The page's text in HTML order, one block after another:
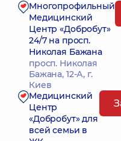
Многопрофильный
Медицинский
Центр «Добробут»
24/7 на просп.
Николая Бажана
просп. Николая
Бажана, 12-А, г.
Киев
Медицинский
Центр
«Добробут» для
всей семьи в